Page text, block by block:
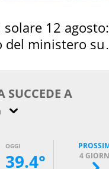
solare 12 agosto:
del ministero su